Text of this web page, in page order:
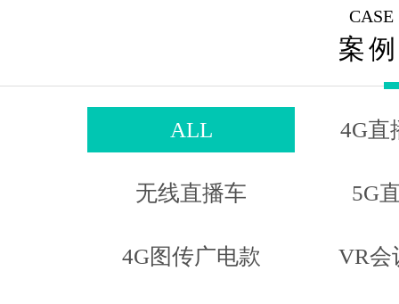
CASE
案
ALL 4G直
无线直播车 5G
4G图传广电款 VR会